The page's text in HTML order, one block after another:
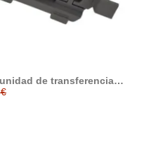
de transferencia